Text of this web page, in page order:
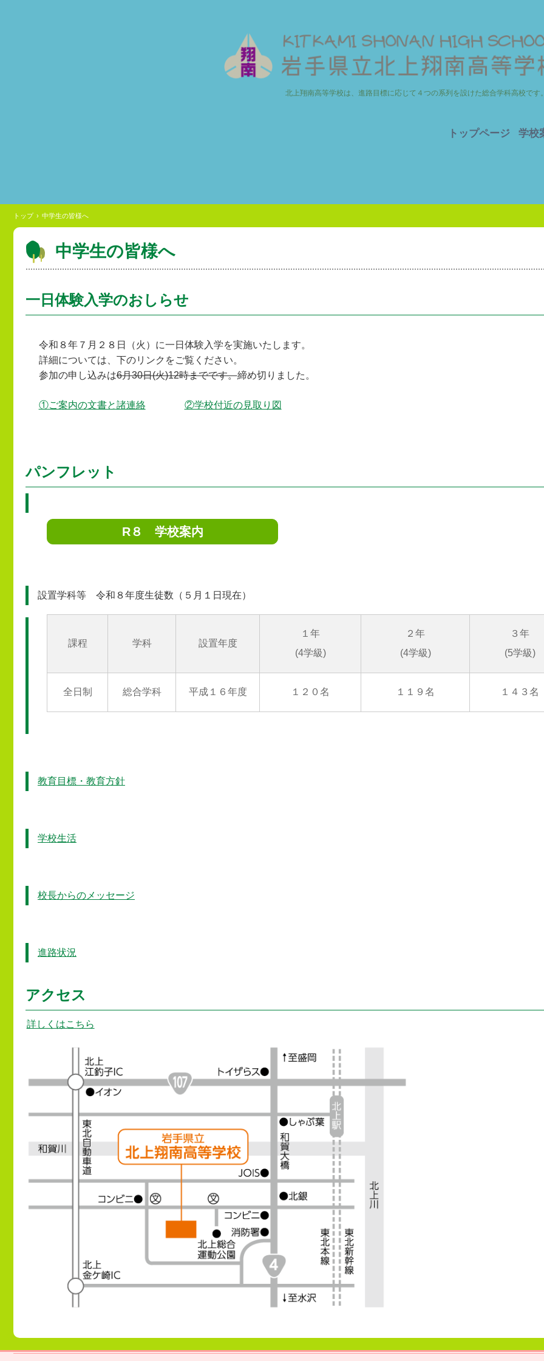
北上翔南高等学校は、進路目標に応じて４つの系列を設けた総合学科高校です。
トップページ 学校
トップ › 中学生の皆様へ
中学生の皆様へ
一日体験入学のおしらせ
令和８年７月２８日（火）に一日体験入学を実施いたします。
詳細については、下のリンクをご覧ください。
参加の申し込みは6月30日(火)12時までです。締め切りました。
①ご案内の文書と諸連絡 ②学校付近の見取り図
パンフレット
R８ 学校案内
設置学科等 令和８年度生徒数（５月１日現在）
課程 学科 設置年度
１年
(4学級)
２年
(4学級)
３年
(5学級)
全日制 総合学科 平成１６年度 １２０名 １１９名 １４３名
教育目標・教育方針
学校生活
校長からのメッセージ
進路状況
アクセス
詳しくはこちら